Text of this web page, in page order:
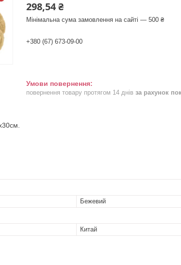
298,54 ₴
Мінімальна сума замовлення на сайті — 500 ₴
+380 (67) 673-09-00
повернення товару протягом 14 днів за рахунок
Бежевий
Китай